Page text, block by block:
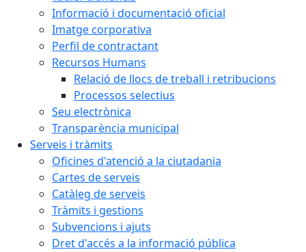
Informació i documentació oficial
Imatge corporativa
Perfil de contractant
Recursos Humans
Relació de llocs de treball i retribucions
Processos selectius
Seu electrònica
Transparència municipal
Serveis i tràmits
Oficines d'atenció a la ciutadania
Cartes de serveis
Catàleg de serveis
Tràmits i gestions
Subvencions i ajuts
Dret d'accés a la informació pública